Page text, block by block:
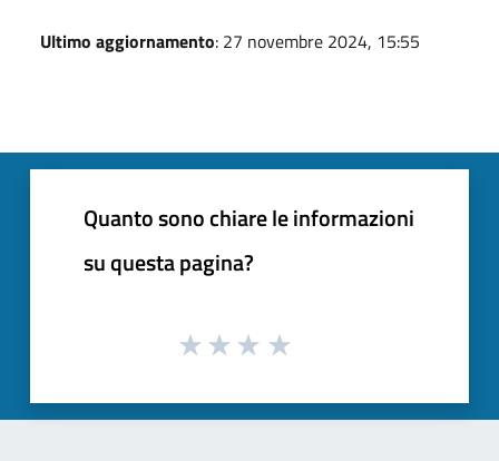
Ultimo aggiornamento: 27 novembre 2024, 15:55
Quanto sono chiare le informazioni
su questa pagina?